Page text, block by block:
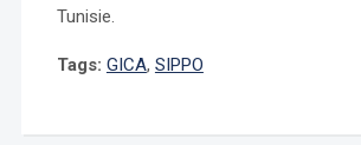
Tunisie.
Tags: GICA, SIPPO